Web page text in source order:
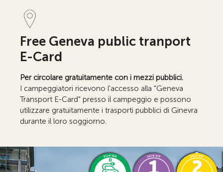
Free Geneva public tranport
E-Card
Per circolare gratuitamente con i mezzi pubblici.
I campeggiatori ricevono l'accesso alla "Geneva
Transport E-Card" presso il campeggio e possono
utilizzare gratuitamente i trasporti pubblici di Ginevra
durante il loro soggiorno.